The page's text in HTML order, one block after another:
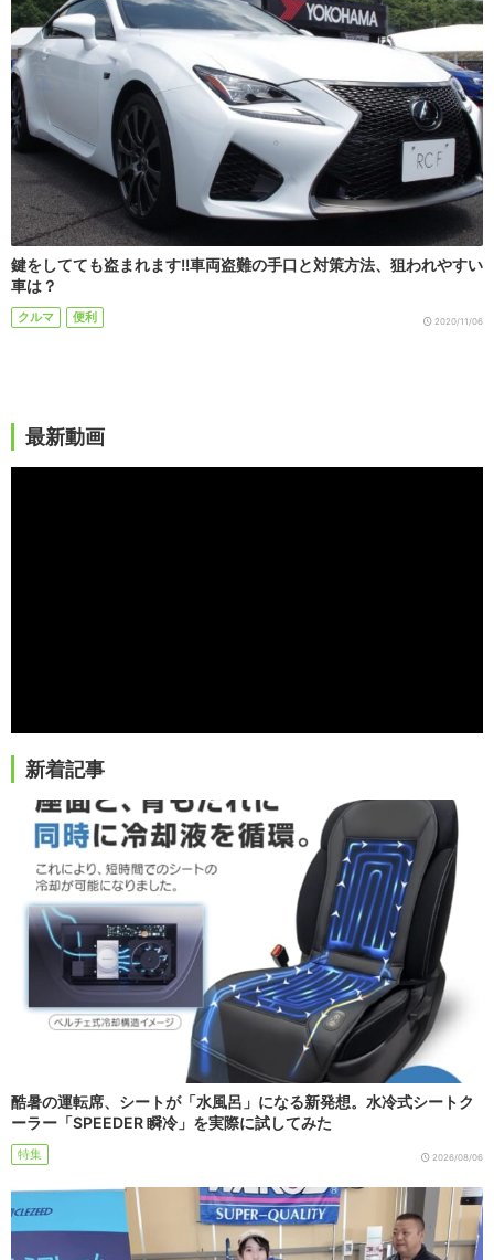
鍵をしてても盗まれます!!車両盗難の手口と対策方法、狙われやすい
車は？
クルマ 便利 2020/11/06
最新動画
新着記事
酷暑の運転席、シートが「水風呂」になる新発想。水冷式シートク
ーラー「SPEEDER 瞬冷」を実際に試してみた
特集 2026/08/06